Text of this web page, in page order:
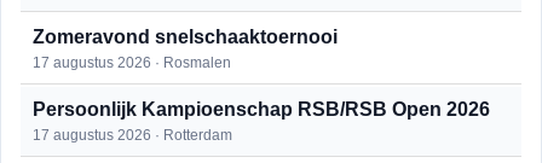
Zomeravond snelschaaktoernooi
17 augustus 2026 · Rosmalen
Persoonlijk Kampioenschap RSB/RSB Open 2026
17 augustus 2026 · Rotterdam